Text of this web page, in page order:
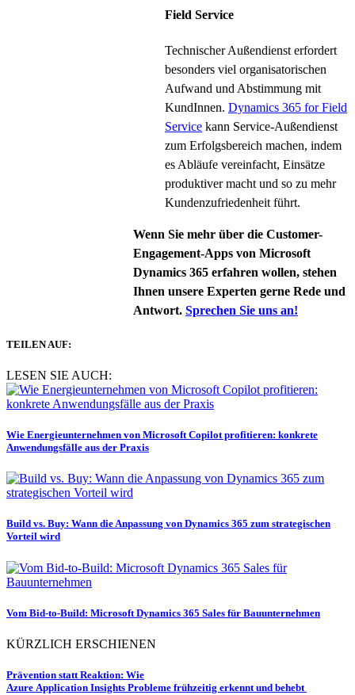
Field Service
Technischer Außendienst erfordert
besonders viel organisatorischen
Aufwand und Abstimmung mit
KundInnen. Dynamics 365 for Field
Service kann Service-Außendienst
zum Erfolgsbereich machen, indem
es Abläufe vereinfacht, Einsätze
produktiver macht und so zu mehr
Kundenzufriedenheit führt.
Wenn Sie mehr über die Customer-
Engagement-Apps von Microsoft
Dynamics 365 erfahren wollen, stehen
Ihnen unsere Experten gerne Rede und
Antwort. Sprechen Sie uns an!
TEILEN AUF:
LESEN SIE AUCH:
Wie Energieunternehmen von Microsoft Copilot profitieren: konkrete
Anwendungsfälle aus der Praxis
Build vs. Buy: Wann die Anpassung von Dynamics 365 zum strategischen
Vorteil wird
Vom Bid-to-Build: Microsoft Dynamics 365 Sales für Bauunternehmen
KÜRZLICH ERSCHIENEN
Prävention statt Reaktion: Wie
Azure Application Insights Probleme frühzeitig erkennt und behebt